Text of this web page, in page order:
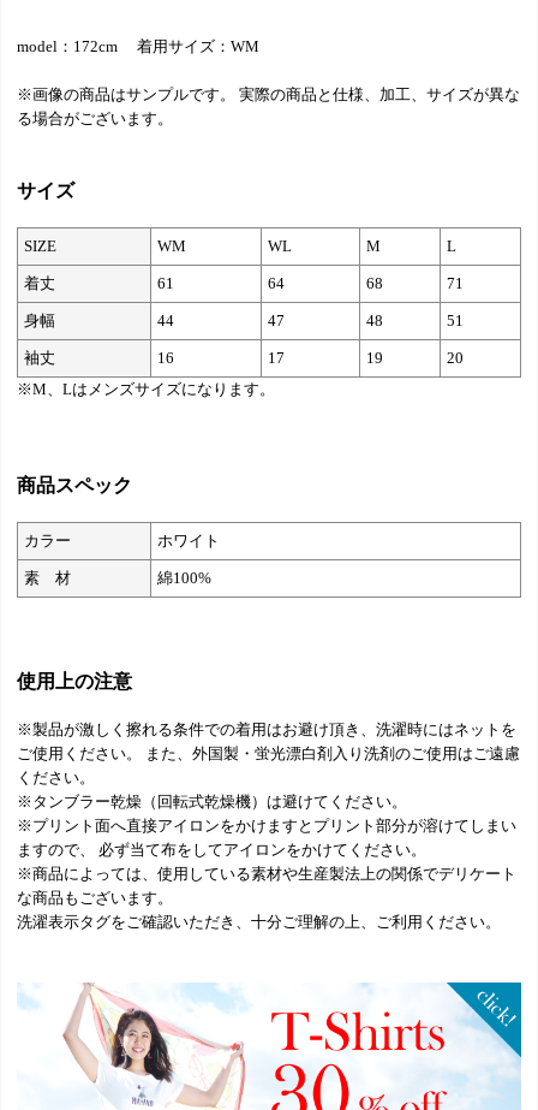
model：172cm 着用サイズ：WM
※画像の商品はサンプルです。 実際の商品と仕様、加工、サイズが異な
る場合がございます。
サイズ
SIZE WM WL M L
着丈 61 64 68 71
身幅 44 47 48 51
袖丈 16 17 19
20
※M、Lはメンズサイズになります。
商品スペック
カラー ホワイト
素 材 綿100%
使用上の注意
※製品が激しく擦れる条件での着用はお避け頂き、洗濯時にはネットを
ご使用ください。 また、外国製・蛍光漂白剤入り洗剤のご使用はご遠慮
ください。
※タンブラー乾燥（回転式乾燥機）は避けてください。
※プリント面へ直接アイロンをかけますとプリント部分が溶けてしまい
ますので、 必ず当て布をしてアイロンをかけてください。
※商品によっては、使用している素材や生産製法上の関係でデリケート
な商品もございます。
洗濯表示タグをご確認いただき、十分ご理解の上、ご利用ください。